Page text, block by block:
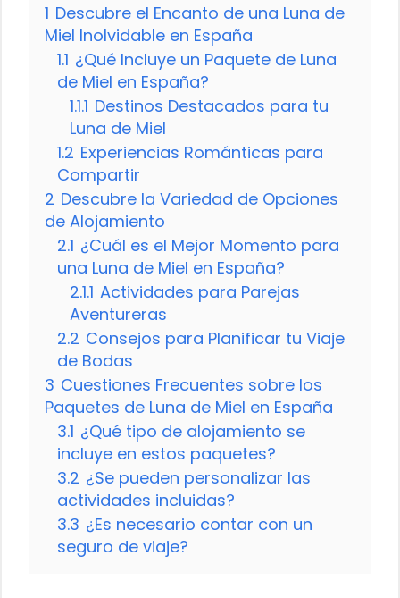
1 Descubre el Encanto de una Luna de
Miel Inolvidable en España
1.1 ¿Qué Incluye un Paquete de Luna
de Miel en España?
1.1.1 Destinos Destacados para tu
Luna de Miel
1.2 Experiencias Románticas para
Compartir
2 Descubre la Variedad de Opciones
de Alojamiento
2.1 ¿Cuál es el Mejor Momento para
una Luna de Miel en España?
2.1.1 Actividades para Parejas
Aventureras
2.2 Consejos para Planificar tu Viaje
de Bodas
3 Cuestiones Frecuentes sobre los
Paquetes de Luna de Miel en España
3.1 ¿Qué tipo de alojamiento se
incluye en estos paquetes?
3.2 ¿Se pueden personalizar las
actividades incluidas?
3.3 ¿Es necesario contar con un
seguro de viaje?